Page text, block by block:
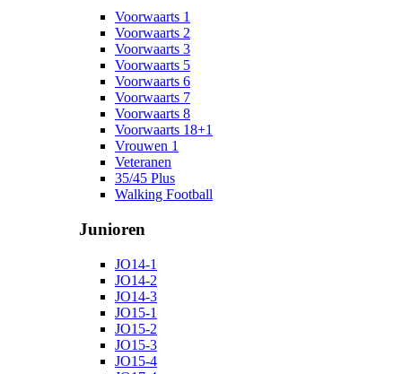
Voorwaarts 1
Voorwaarts 2
Voorwaarts 3
Voorwaarts 5
Voorwaarts 6
Voorwaarts 7
Voorwaarts 8
Voorwaarts 18+1
Vrouwen 1
Veteranen
35/45 Plus
Walking Football
Junioren
JO14-1
JO14-2
JO14-3
JO15-1
JO15-2
JO15-3
JO15-4